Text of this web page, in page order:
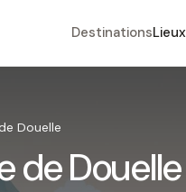
DestinationsLieux
Douelle
de Douelle